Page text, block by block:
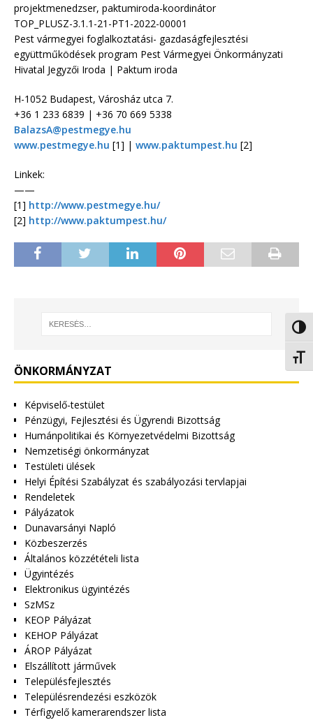
projektmenedzser, paktumiroda-koordinátor
TOP_PLUSZ-3.1.1-21-PT1-2022-00001
Pest vármegyei foglalkoztatási- gazdaságfejlesztési
együttműködések program Pest Vármegyei Önkormányzati
Hivatal Jegyzői Iroda | Paktum iroda
H-1052 Budapest, Városház utca 7.
+36 1 233 6839 | +36 70 669 5338
BalazsA@pestmegye.hu
www.pestmegye.hu [1] | www.paktumpest.hu [2]
Linkek:
——
[1] http://www.pestmegye.hu/
[2] http://www.paktumpest.hu/
ÖNKORMÁNYZAT
Képviselő-testület
Pénzügyi, Fejlesztési és Ügyrendi Bizottság
Humánpolitikai és Környezetvédelmi Bizottság
Nemzetiségi önkormányzat
Testületi ülések
Helyi Építési Szabályzat és szabályozási tervlapjai
Rendeletek
Pályázatok
Dunavarsányi Napló
Közbeszerzés
Általános közzétételi lista
Ügyintézés
Elektronikus ügyintézés
SzMSz
KEOP Pályázat
KEHOP Pályázat
ÁROP Pályázat
Elszállított járművek
Településfejlesztés
Településrendezési eszközök
Térfigyelő kamerarendszer lista